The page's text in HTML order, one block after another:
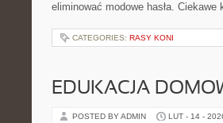
eliminować modowe hasła.
CATEGORIES: RASY KONI
EDUKACJA
POSTED BY ADMIN LUT - 14 -